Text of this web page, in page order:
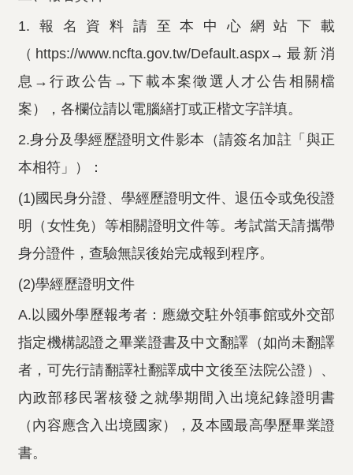
1.報名資料請至本中心網站下載
（https://www.ncfta.gov.tw/Default.aspx→最新消
息→行政公告→下載本案徵選人才公告相關檔
案），各欄位請以電腦繕打或正楷文字詳填。
2.身分及學經歷證明文件影本（請簽名加註「與正
本相符」）：
(1)國民身分證、學經歷證明文件、退伍令或免役證
明（女性免）等相關證明文件等。考試當天請攜帶
身分證件，查驗無誤後始完成報到程序。
(2)學經歷證明文件
A.以國外學歷報考者：應繳交駐外領事館或外交部
指定機構認證之畢業證書及中文翻譯（如尚未翻譯
者，可先行請翻譯社翻譯成中文後至法院公證）、
內政部移民署核發之就學期間入出境紀錄證明書
（內容應含入出境國家），及本國最高學歷畢業證
書。